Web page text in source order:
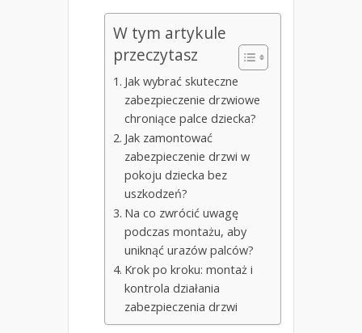
W tym artykule
przeczytasz
Jak wybrać skuteczne
zabezpieczenie drzwiowe
chroniące palce dziecka?
Jak zamontować
zabezpieczenie drzwi w
pokoju dziecka bez
uszkodzeń?
Na co zwrócić uwagę
podczas montażu, aby
uniknąć urazów palców?
Krok po kroku: montaż i
kontrola działania
zabezpieczenia drzwi